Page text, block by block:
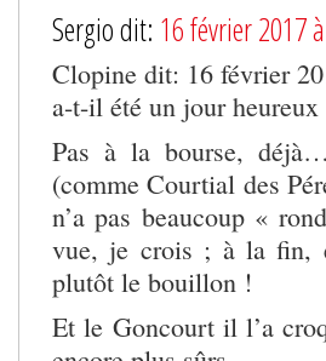
Sergio dit: 16 février 2017
Clopine dit: 16 février
a-t-il été un jour heureux
Pas à la bourse,
(comme Courtial des
n’a pas beaucoup «
vue, je crois ; à la fin,
plutôt le bouillon !
Et le Goncourt il l’a